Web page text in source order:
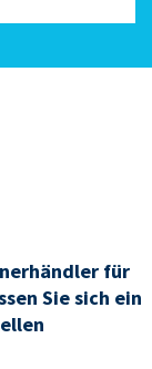
für
Sie sich ein